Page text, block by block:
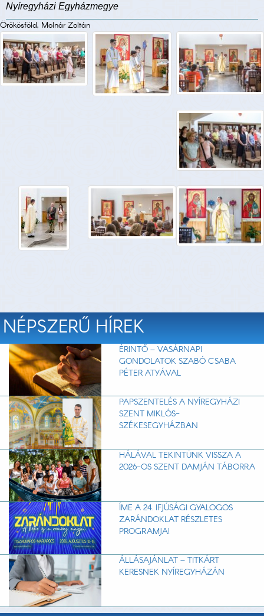
Nyíregyházi Egyházmegye
Örökösföld, Molnár Zoltán
NÉPSZERŰ HÍREK
ÉRINTŐ – VASÁRNAPI
GONDOLATOK SZABÓ CSABA
PÉTER ATYÁVAL
PAPSZENTELÉS A NYÍREGYHÁZI
SZENT MIKLÓS-
SZÉKESEGYHÁZBAN
HÁLÁVAL TEKINTÜNK VISSZA A
2026-OS SZENT DAMJÁN TÁBORRA
ÍME A 24. IFJÚSÁGI GYALOGOS
ZARÁNDOKLAT RÉSZLETES
PROGRAMJA!
ÁLLÁSAJÁNLAT – TITKÁRT
KERESNEK NYÍREGYHÁZÁN